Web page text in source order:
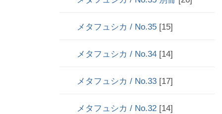
メタフュシカ / No.35 [15]
メタフュシカ / No.34 [14]
メタフュシカ / No.33 [17]
メタフュシカ / No.32 [14]